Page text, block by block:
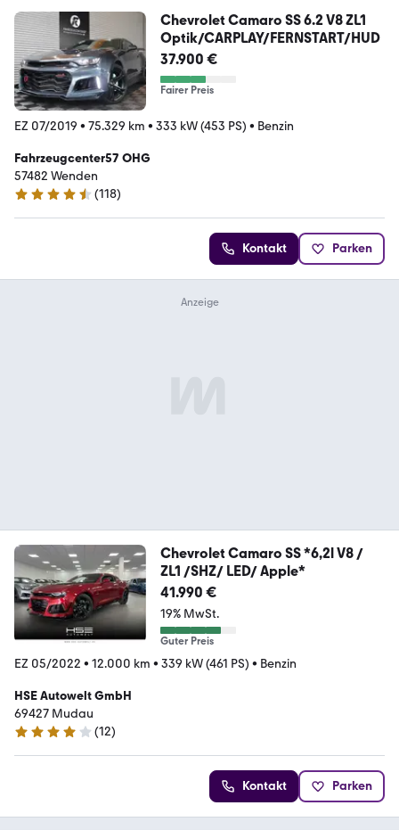
Chevrolet Camaro SS 6.2 V8 ZL1
Optik/CARPLAY/FERNSTART/HUD
37.900 €
Fairer Preis
EZ 07/2019 • 75.329 km • 333 kW (453 PS) • Benzin
Fahrzeugcenter57 OHG
57482 Wenden
4.4 Sterne
(118)
Kontakt Parken
Chevrolet Camaro SS *6,2l V8 /
ZL1 /SHZ/ LED/ Apple*
41.990 €
19% MwSt.
Guter Preis
EZ 05/2022 • 12.000 km • 339 kW (461 PS) • Benzin
HSE Autowelt GmbH
69427 Mudau
4.2 Sterne
(12)
Kontakt Parken